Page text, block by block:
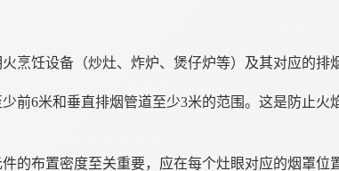
烹饪设备（炒灶、炸炉、煲仔炉等）及其对应的
前6米和垂直排烟管道至少3米的范围。这是防止火
的布置密度至关重要，应在每个灶眼对应的烟罩